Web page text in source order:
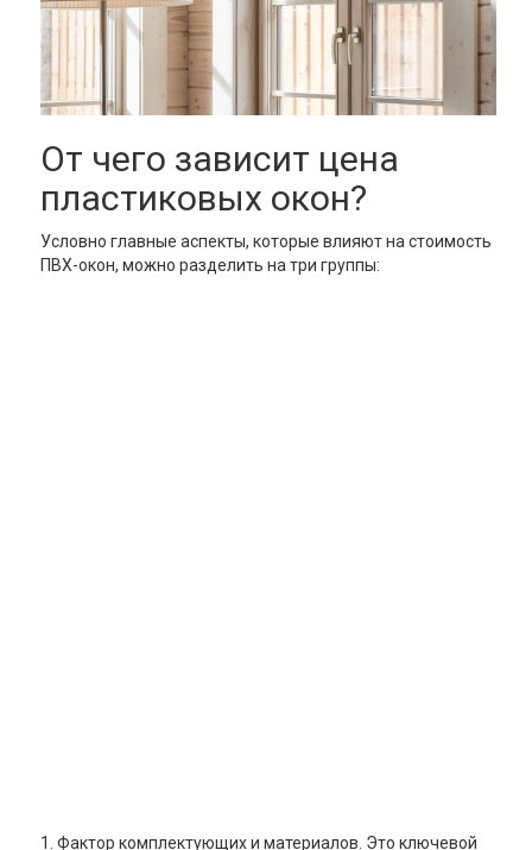
От чего зависит цена
пластиковых окон?
Условно главные аспекты, которые влияют на стоимость
ПВХ-окон, можно разделить на три группы:
1. Фактор комплектующих и материалов. Это ключевой